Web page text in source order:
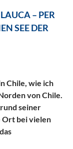
– PER
SEE DER
Chile, wie ich
von Chile.
seiner
Ort bei vielen